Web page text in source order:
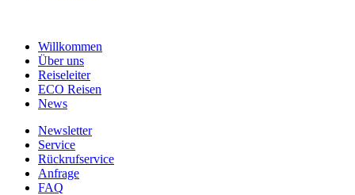
Willkommen
Über uns
Reiseleiter
ECO Reisen
News
Newsletter
Service
Rückrufservice
Anfrage
FAQ